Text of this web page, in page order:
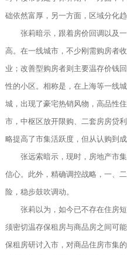
础依然富厚，另一方面，区域分化趋
张莉暗示，跟着房价回调以及一
高。在一线城市，不少刚需购房者
业；改善型购房者则主要温存价钱
性的小区。相称是，在上海等一线
城，出现了豪宅热销风物，高品性
市，中枢区放开限购、二套房房贷
略提高了市集活跃度，但从认购到成
张远索暗示，现时，房地产市集
信心。此外，精确调控战略，一、
险，稳步鼓吹调动。
张莉以为，如今已不存在住房短
须密切温存保租房与商品房之间可
保租房研讨入市，对商品住房市集